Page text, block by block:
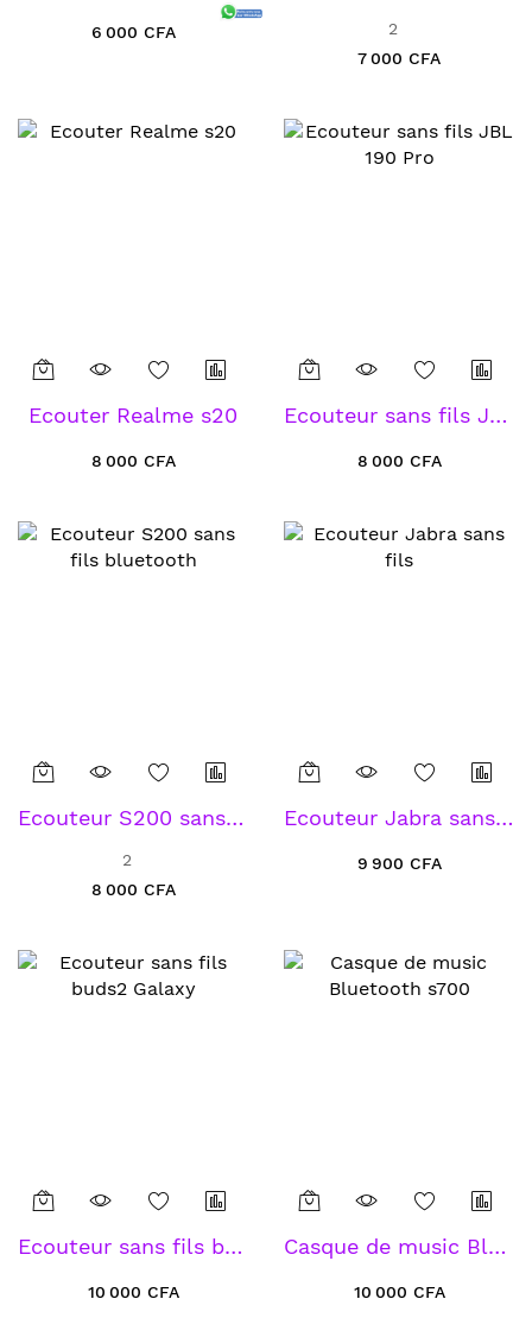
6 000 CFA
2
7 000 CFA
Ecouter Realme s20
8 000 CFA
Ecouteur sans fils JBL 190 Pro
8 000 CFA
Ecouteur S200 sans fils bluetooth
2
8 000 CFA
Ecouteur Jabra sans fils
9 900 CFA
Ecouteur sans fils buds2 Galaxy
10 000 CFA
Casque de music Bluetooth s700
10 000 CFA